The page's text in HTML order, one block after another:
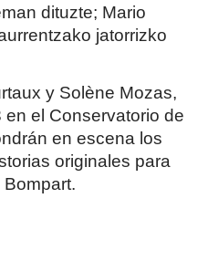
dituzte; Mario
jatorrizko
y Solène Mozas,
el Conservatorio de
en escena los
originales para